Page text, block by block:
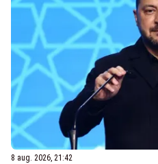
8 aug. 2026, 21:42